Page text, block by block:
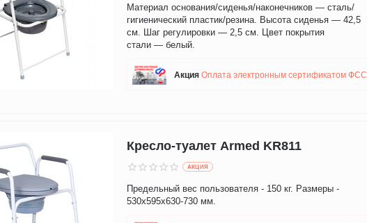
Материал основания/сиденья/наконечников — сталь/
гигиенический пластик/резина. Высота сиденья — 42,5
см. Шаг регулировки — 2,5 см. Цвет покрытия
стали — белый.
AкцияОплата электронным сертификатом ФСС
Кресло-туалет Armed KR811
AКЦИЯ
Предельный вес пользователя - 150 кг. Размеры -
530х595х630-730 мм.